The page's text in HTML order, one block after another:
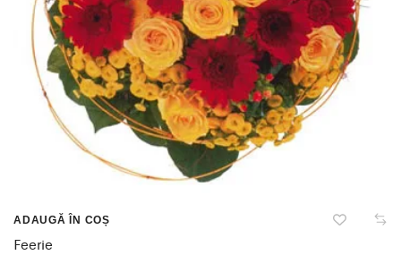
ADAUGĂ ÎN COȘ
Feerie